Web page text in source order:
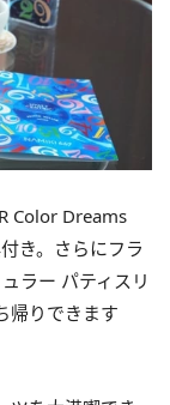
Color Dreams
き。さらにフラ
ラー パティスリ
帰りできます